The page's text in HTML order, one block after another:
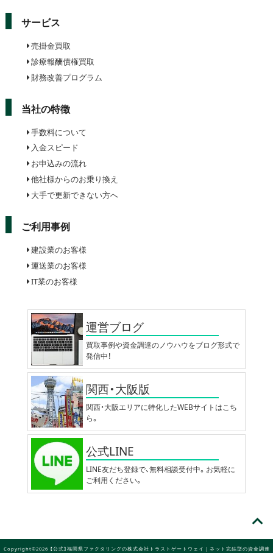
サービス
売掛金買取
診療報酬債権買取
財務改善プログラム
当社の特徴
手数料について
入金スピード
お申込みの流れ
他社様からのお乗り換え
大手で更新できない方へ
ご利用事例
建設業のお客様
運送業のお客様
IT業のお客様
運営ブログ
買取事例や資金調達のノウハウをブログ形式で
発信中！
関西・大阪版
関西・大阪エリアに特化したWEBサイトはこち
ら。
公式LINE
LINE友だち登録で、無料相談受付中。お気軽に
ご利用ください。
Copyright©2026 【公式】福岡県ファクタリングの株式会社トラストゲートウェイ｜ネット完結型の資金調達